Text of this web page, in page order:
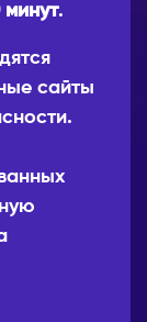
минут.
сайты